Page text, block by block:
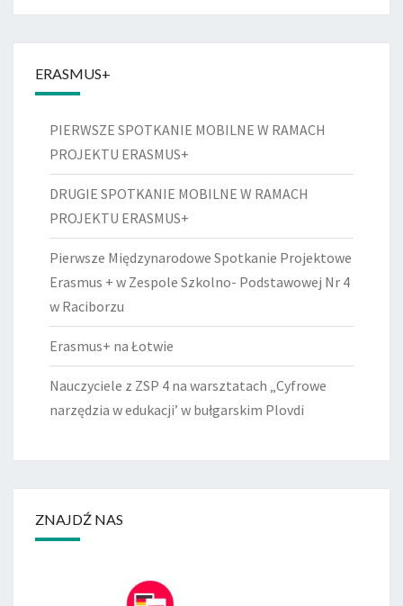
ERASMUS+
PIERWSZE SPOTKANIE MOBILNE W RAMACH
PROJEKTU ERASMUS+
DRUGIE SPOTKANIE MOBILNE W RAMACH
PROJEKTU ERASMUS+
Pierwsze Międzynarodowe Spotkanie Projektowe
Erasmus + w Zespole Szkolno- Podstawowej Nr 4
w Raciborzu
Erasmus+ na Łotwie
Nauczyciele z ZSP 4 na warsztatach „Cyfrowe
narzędzia w edukacji’ w bułgarskim Plovdi
ZNAJDŹ NAS